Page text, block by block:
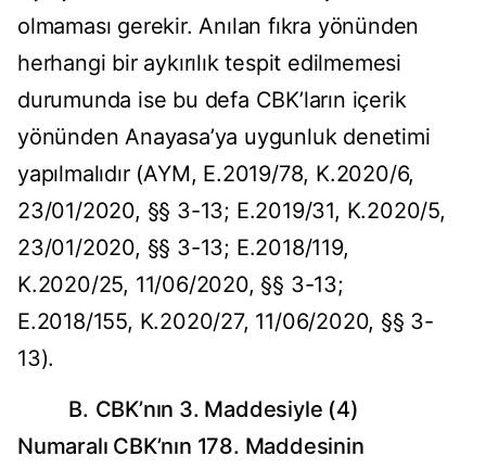
olmaması gerekir. Anılan fıkra yönünden
herhangi bir aykırılık tespit edilmemesi
durumunda ise bu defa CBK’ların içerik
yönünden Anayasa’ya uygunluk denetimi
yapılmalıdır (AYM, E.2019/78, K.2020/6,
23/01/2020, §§ 3-13; E.2019/31, K.2020/5,
23/01/2020, §§ 3-13; E.2018/119,
K.2020/25, 11/06/2020, §§ 3-13;
E.2018/155, K.2020/27, 11/06/2020, §§ 3-
13).
B. CBK’nın 3. Maddesiyle (4)
Numaralı CBK’nın 178. Maddesinin